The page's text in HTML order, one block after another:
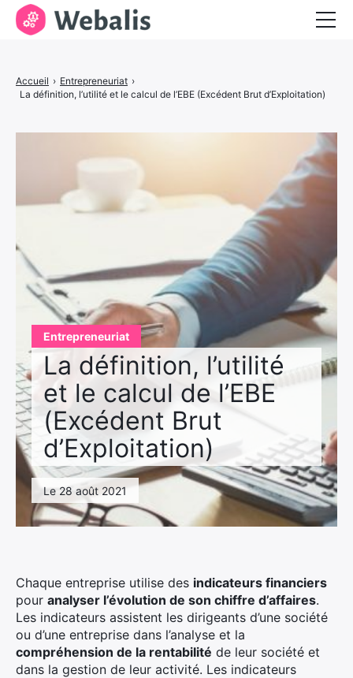
Entrepreneuriat
La définition, l’utilité
et le calcul de l’EBE
(Excédent Brut
d’Exploitation)
Le 28 août 2021
Accueil › Entrepreneuriat ›
La définition, l’utilité et le calcul de l’EBE (Excédent Brut d’Exploitation)
Chaque entreprise utilise des indicateurs financiers
pour analyser l’évolution de son chiffre d’affaires.
Les indicateurs assistent les dirigeants d’une société
ou d’une entreprise dans l’analyse et la
compréhension de la rentabilité de leur société et
dans la gestion de leur activité. Les indicateurs
Services aux entreprises